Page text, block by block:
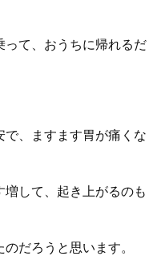
って、おうちに帰れるだ
、ますます胃が痛くな
して、起き上がるのも
だろうと思います。